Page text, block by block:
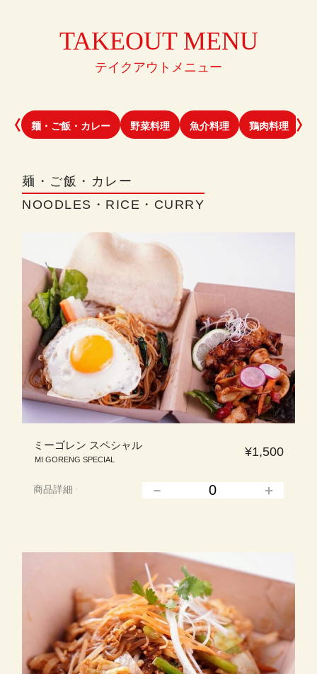
TAKEOUT MENU
テイクアウトメニュー
麺・ご飯・カレー 野菜料理 魚介料理 鶏肉料理
麺・ご飯・カレー
NOODLES・RICE・CURRY
ミーゴレン スペシャル
MI GORENG SPECIAL
¥1,500
商品詳細